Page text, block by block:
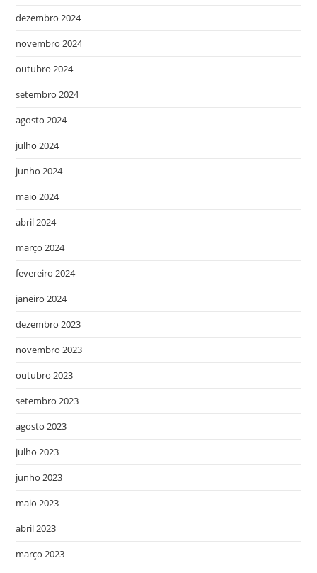
dezembro 2024
novembro 2024
outubro 2024
setembro 2024
agosto 2024
julho 2024
junho 2024
maio 2024
abril 2024
março 2024
fevereiro 2024
janeiro 2024
dezembro 2023
novembro 2023
outubro 2023
setembro 2023
agosto 2023
julho 2023
junho 2023
maio 2023
abril 2023
março 2023